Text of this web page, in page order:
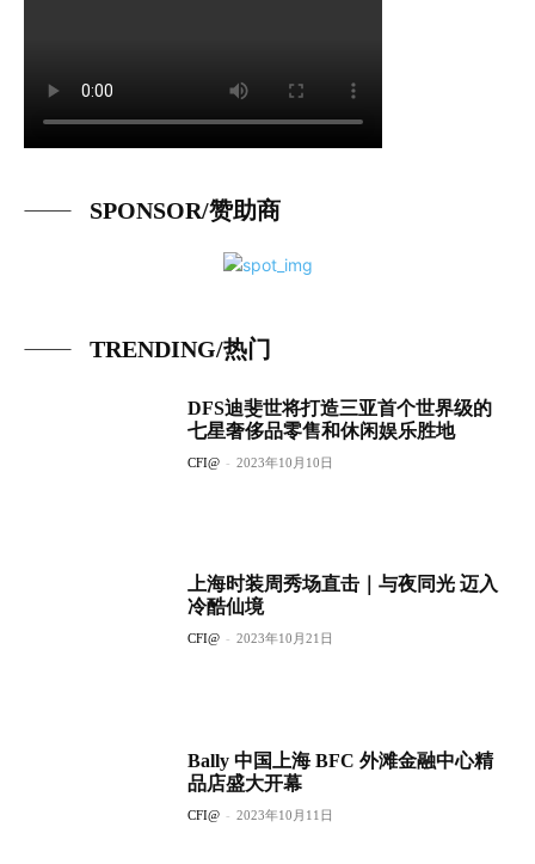
SPONSOR/赞助商
TRENDING/热门
DFS迪斐世将打造三亚首个世界级的
七星奢侈品零售和休闲娱乐胜地
CFI@ - 2023年10月10日
上海时装周秀场直击｜与夜同光 迈入
冷酷仙境
CFI@ - 2023年10月21日
Bally 中国上海 BFC 外滩金融中心精
品店盛大开幕
CFI@ - 2023年10月11日